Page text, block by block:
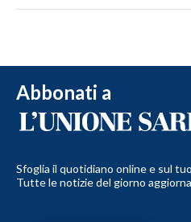
Abbonati a
Sfoglia il quotidiano online e sul
Tutte le notizie del giorno